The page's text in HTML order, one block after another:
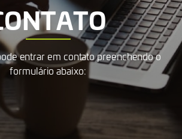
entrar em contato preenchendo o
formulário abaixo: